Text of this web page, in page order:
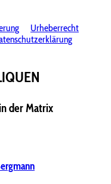
Urheberrecht
der Matrix